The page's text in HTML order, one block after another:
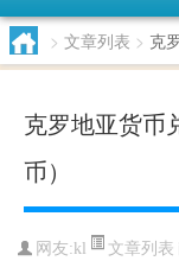
> 文章列表 > 克
克罗地亚货币
币）
网友: kl 文章列表